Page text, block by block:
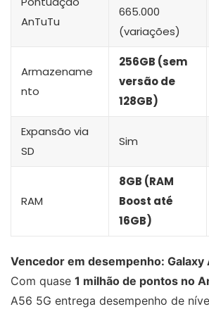
AnTuTu
665.000
(variações)
Armazename
nto
256GB (sem
versão de
128GB)
Expansão via
SD
Sim
RAM
8GB (RAM
Boost até
16GB)
Vencedor em desempenho: Galaxy
Com quase 1 milhão de pontos no
A56 5G entrega desempenho de